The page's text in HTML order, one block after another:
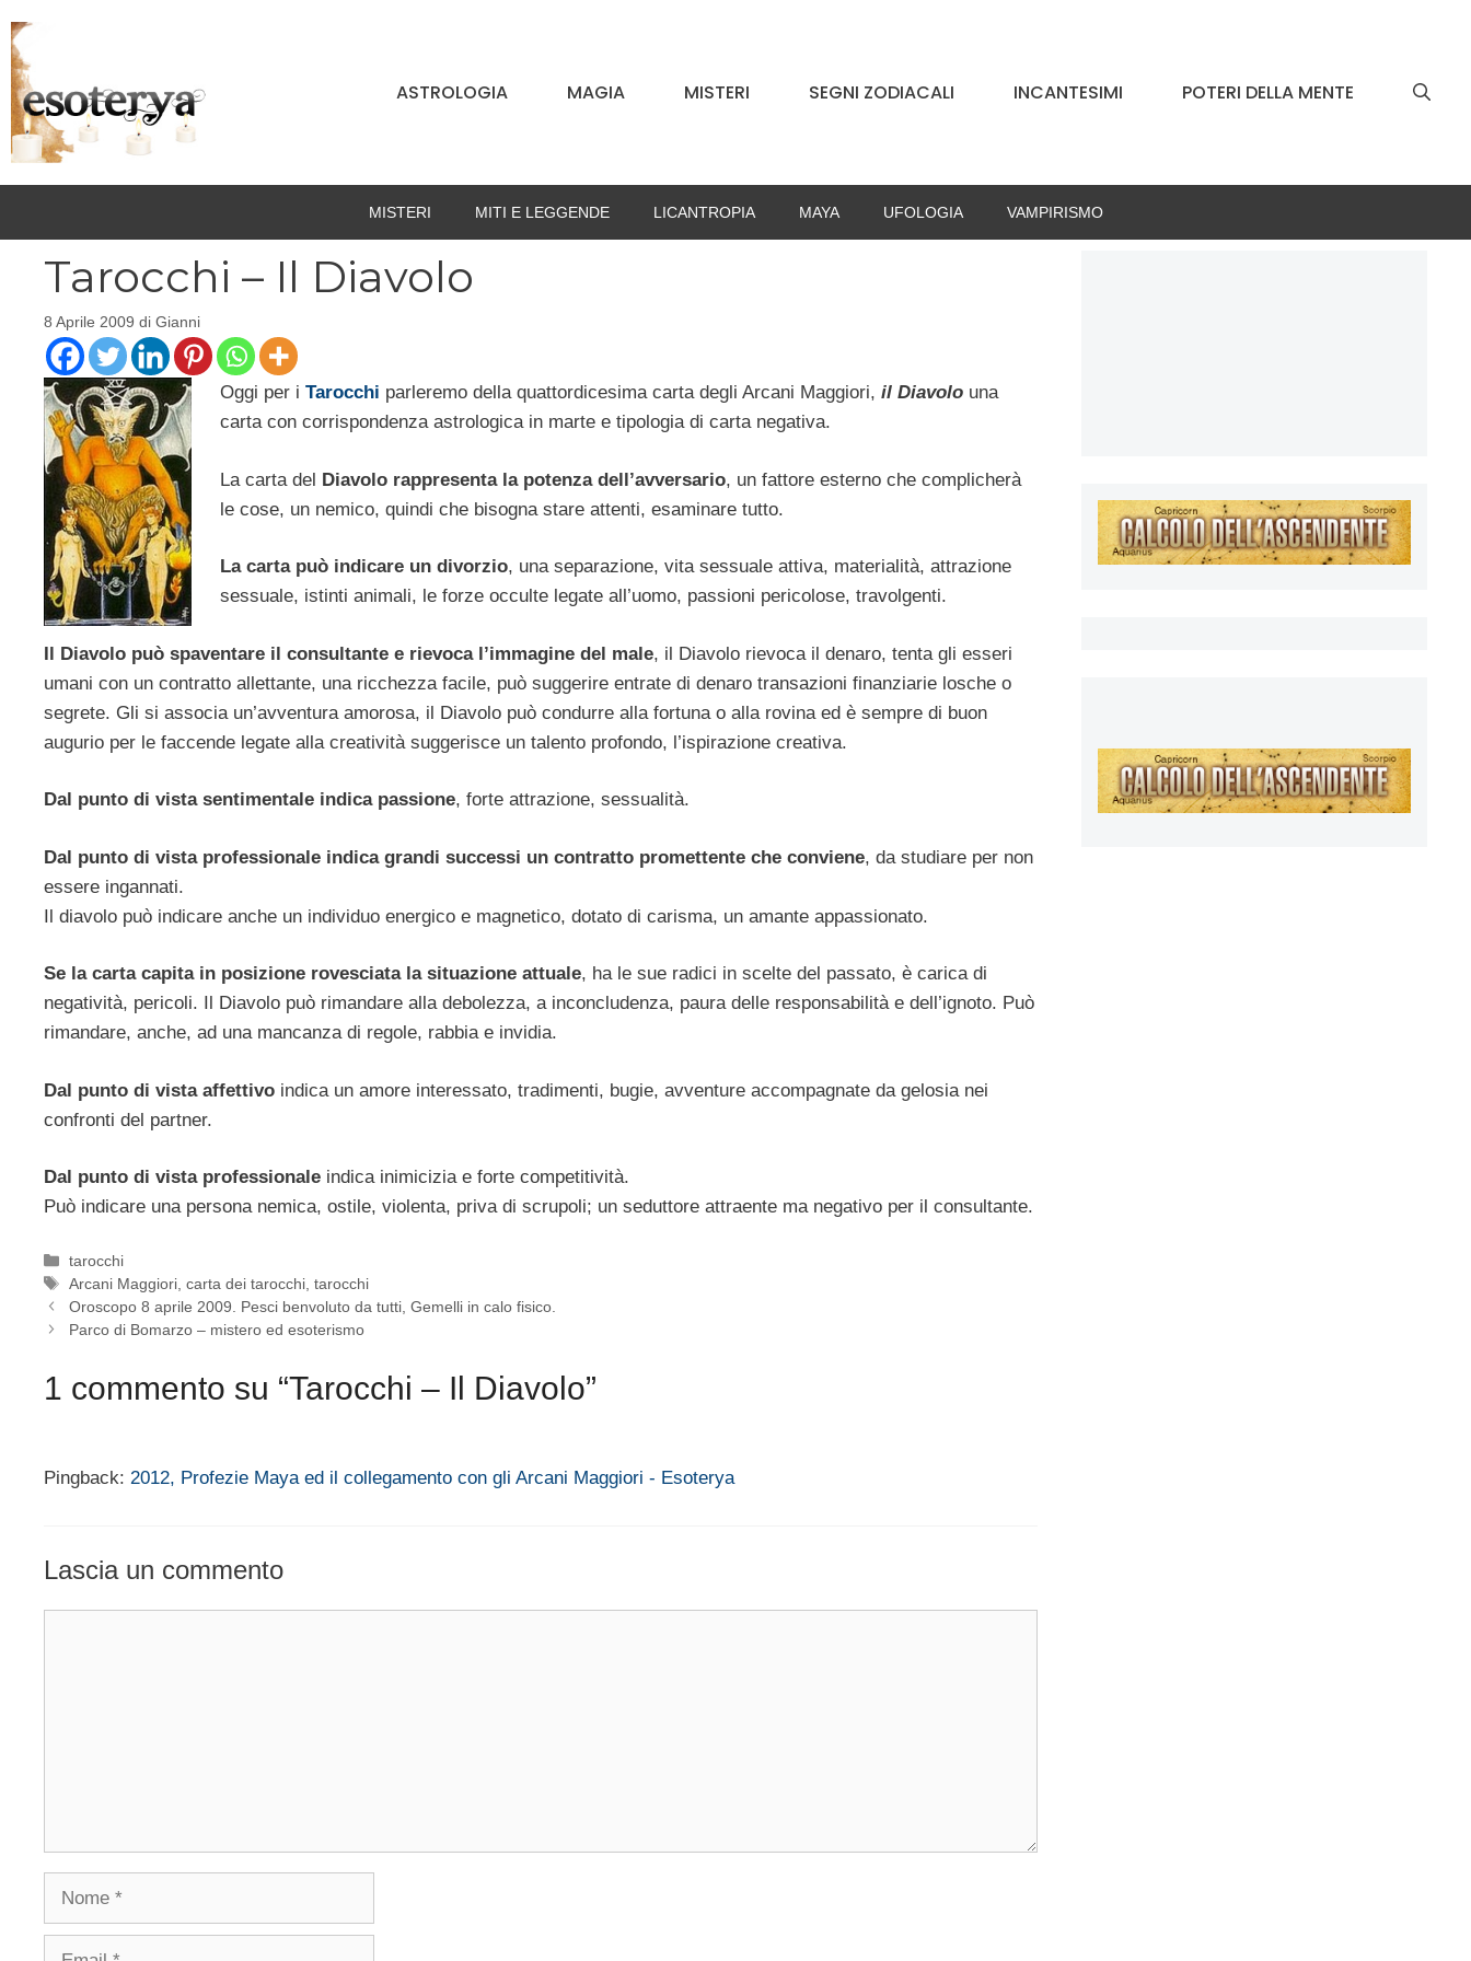
al
contenuto
ASTROLOGIA MAGIA MISTERI SEGNI ZODIACALI INCANTESIMI POTERI DELLA MENTE
MISTERI MITI E LEGGENDE LICANTROPIA MAYA UFOLOGIA VAMPIRISMO
Tarocchi – Il Diavolo
8 Aprile 2009 di Gianni
Oggi per i Tarocchi parleremo della quattordicesima carta degli Arcani Maggiori, il Diavolouna
carta con corrispondenza astrologica in marte e tipologia di carta negativa.
La carta del Diavolo rappresenta la potenza dell’avversario, un fattore esterno che complicherà
le cose, un nemico, quindi che bisogna stare attenti, esaminare tutto.
La carta può indicare un divorzio, una separazione, vita sessuale attiva, materialità, attrazione
sessuale, istinti animali, le forze occulte legate all’uomo, passioni pericolose, travolgenti.
Il Diavolo può spaventare il consultante e rievoca l’immagine del male, il Diavolo rievoca il denaro, tenta gli esseri
umani con un contratto allettante, una ricchezza facile, può suggerire entrate di denaro transazioni finanziarie losche o
segrete. Gli si associa un’avventura amorosa, il Diavolo può condurre alla fortuna o alla rovina ed è sempre di buon
augurio per le faccende legate alla creatività suggerisce un talento profondo, l’ispirazione creativa.
Dal punto di vista sentimentale indica passione, forte attrazione, sessualità.
Dal punto di vista professionale indica grandi successi un contratto promettente che conviene, da studiare per non
essere ingannati.
Il diavolo può indicare anche un individuo energico e magnetico, dotato di carisma, un amante appassionato.
Se la carta capita in posizione rovesciata la situazione attuale, ha le sue radici in scelte del passato, è carica di
negatività, pericoli. Il Diavolo può rimandare alla debolezza, a inconcludenza, paura delle responsabilità e dell’ignoto. Può
rimandare, anche, ad una mancanza di regole, rabbia e invidia.
Dal punto di vista affettivo indica un amore interessato, tradimenti, bugie, avventure accompagnate da gelosia nei
confronti del partner.
Dal punto di vista professionale indica inimicizia e forte competitività.
Può indicare una persona nemica, ostile, violenta, priva di scrupoli; un seduttore attraente ma negativo per il consultante.
Categorie
tarocchi
Tag
Arcani Maggiori ,carta dei tarocchi ,tarocchi
Oroscopo 8 aprile 2009. Pesci benvoluto da tutti, Gemelli in calo fisico.
Parco di Bomarzo – mistero ed esoterismo
1 commento su “Tarocchi – Il Diavolo”
Pingback: 2012, Profezie Maya ed il collegamento con gli Arcani Maggiori - Esoterya
Lascia un commento